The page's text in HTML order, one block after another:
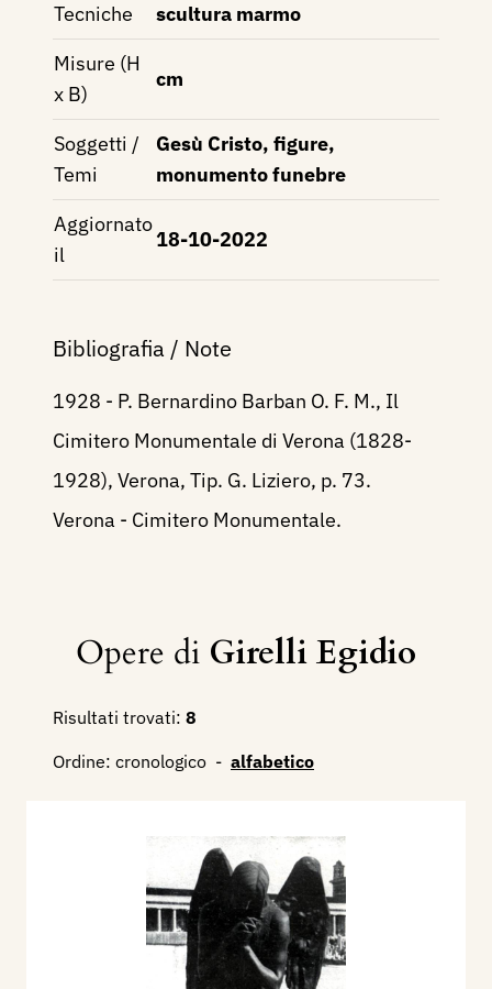
Tecniche
scultura marmo
Misure (H
x B)
cm
Soggetti /
Temi
Gesù Cristo, figure,
monumento funebre
Aggiornato
il
18-10-2022
Bibliografia / Note
1928 - P. Bernardino Barban O. F. M., Il
Cimitero Monumentale di Verona (1828-
1928), Verona, Tip. G. Liziero, p. 73.
Verona - Cimitero Monumentale.
Opere di Girelli Egidio
Risultati trovati: 8
Ordine: cronologico - alfabetico